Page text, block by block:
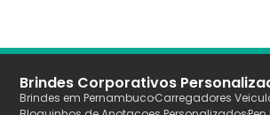
Brindes Corporativos
Brindes em PernambucoCarregadores